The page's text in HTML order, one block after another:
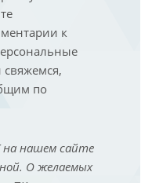
к
по
на нашем сайте
О желаемых